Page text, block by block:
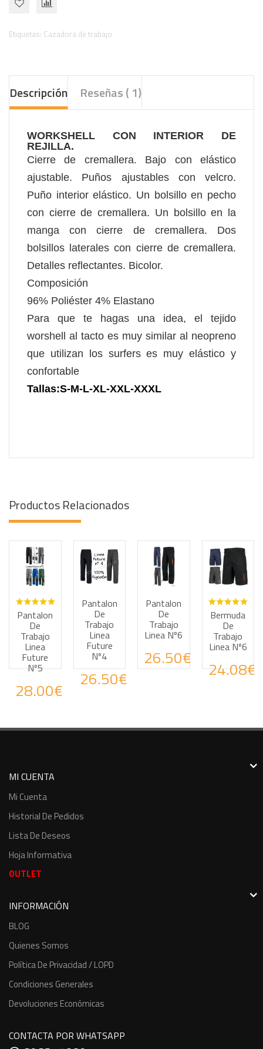
Etiquetas: Cazadora de trabajo
Descripción Reseñas ( 1)
WORKSHELL CON INTERIOR DE
REJILLA.
Cierre de cremallera. Bajo con elástico
ajustable. Puños ajustables con velcro.
Puño interior elástico. Un bolsillo en pecho
con cierre de cremallera. Un bolsillo en la
manga con cierre de cremallera. Dos
bolsillos laterales con cierre de cremallera.
Detalles reflectantes. Bicolor.
Composición
96% Poliéster 4% Elastano
Para que te hagas una idea, el tejido
worshell al tacto es muy similar al neopreno
que utilizan los surfers es muy elástico y
confortable
Tallas:S-M-L-XL-XXL-XXXL
Productos Relacionados
Pantalon
De
Trabajo
Linea
Future
Nº5
28.00€
Haz tus consultas por WhatsApp
Pantalon
De
Trabajo
Linea
Future
Nº4
26.50€
Haz tus consultas por WhatsApp
Pantalon
De
Trabajo
Linea Nº6
26.50€
Haz tus consultas por
Bermuda
De
Trabajo
Linea Nº6
24.08€
Haz
MI CUENTA
Mi Cuenta
Historial De Pedidos
Lista De Deseos
Hoja Informativa
OUTLET
INFORMACIÓN
BLOG
Quienes Somos
Política De Privacidad / LOPD
Condiciones Generales
Devoluciones Económicas
CONTACTA POR WHATSAPP